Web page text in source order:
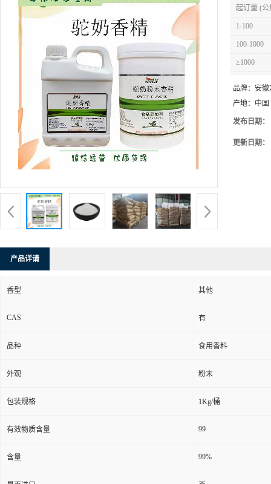
起订量 (公
1-100
100-1000
≥1000
品牌： 安徽
产地： 中国
发布日期：
更新日期：
产品详请
香型 其他
CAS 有
品种 食用香料
外观 粉末
包装规格 1Kg/桶
有效物质含量 99
含量 99%